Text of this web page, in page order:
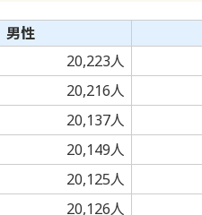
男性
20,223人
20,216人
20,137人
20,149人
20,125人
20,126人